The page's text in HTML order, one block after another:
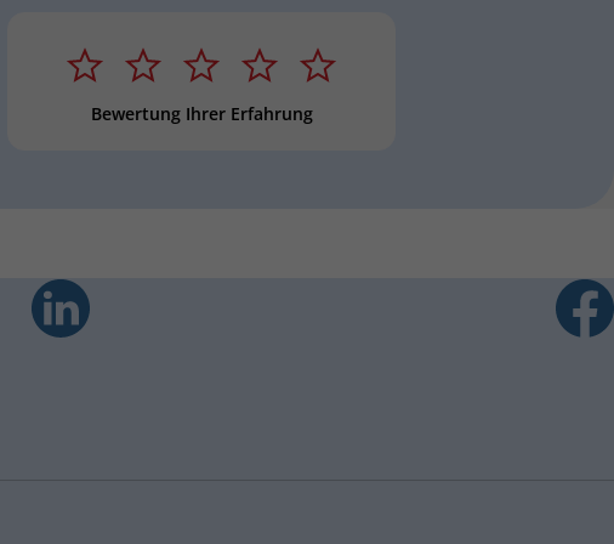
1 Stern 2 Sterne3 Sterne4 Sterne5 Sterne
Bewertung Ihrer Erfahrung